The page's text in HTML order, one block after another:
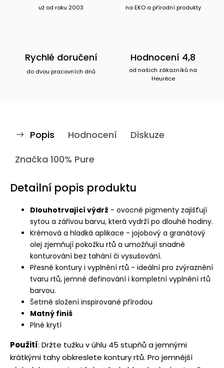
už od roku 2003 na EKO a přírodní produkty
Rychlé doručení
do dvou pracovních dnů
Hodnocení 4,8
od našich zákazníků na
Heuréce
Popis Hodnocení
Diskuze
Značka 100% Pure
Detailní popis produktu
Dlouhotrvající výdrž - ovocné pigmenty zajišťují
sytou a zářivou barvu, která vydrží po dlouhé hodiny.
Krémová a hladká aplikace - jojobový a granátový
olej zjemňují pokožku rtů a umožňují snadné
konturování bez tahání či vysušování.
Přesné kontury i vyplnění rtů - ideální pro zvýraznění
tvaru rtů, jemné definování i kompletní vyplnění rtů
barvou.
Šetrné složení inspirované přírodou
Matný finiš
Plné krytí
Použití: Držte tužku v úhlu 45 stupňů a jemnými
krátkými tahy obkreslete kontury rtů. Pro jemnější